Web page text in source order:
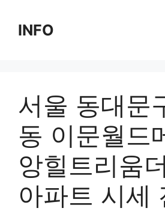
contentINFO
서울 동대문
동 이문월드
앙힐트리움
아파트 시세